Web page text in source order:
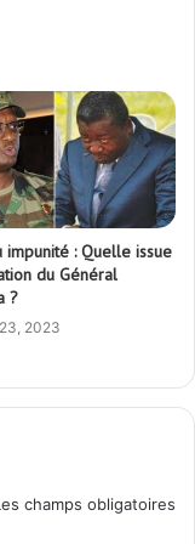
impunité : Quelle issue
du Général
?
2023
Les champs obligatoires